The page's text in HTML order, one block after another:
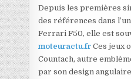
Depuis les premières
des références dans
Ferrari F50, elle est
moteuractu.fr Ces jeux
Countach, autre
par son design